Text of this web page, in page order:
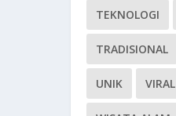
TEKNOLOGI
TRADISIONAL
UNIK VIRAL